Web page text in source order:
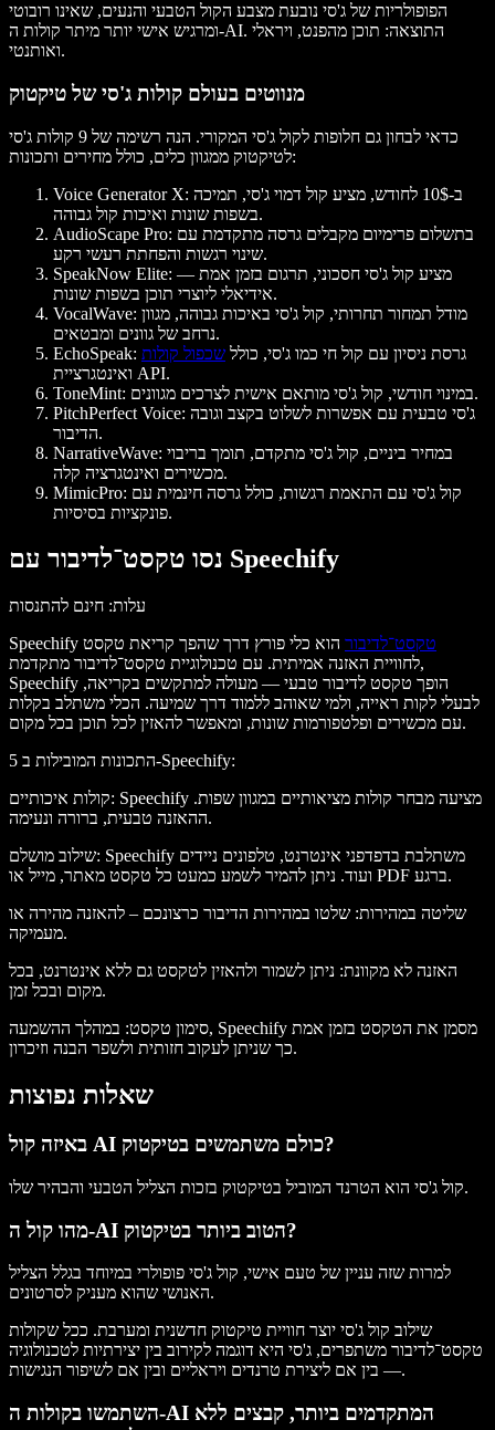
הפופולריות של ג'סי נובעת מצבע הקול הטבעי והנעים, שאינו רובוטי
ומרגיש אישי יותר מיתר קולות ה-AI. התוצאה: תוכן מהפנט, ויראלי
ואותנטי.
מנווטים בעולם קולות ג'סי של טיקטוק
כדאי לבחון גם חלופות לקול ג'סי המקורי. הנה רשימה של 9 קולות ג'סי
לטיקטוק ממגוון כלים, כולל מחירים ותכונות:
Voice Generator X: ב-10$ לחודש, מציע קול דמוי ג'סי, תמיכה
בשפות שונות ואיכות קול גבוהה.
AudioScape Pro: בתשלום פרימיום מקבלים גרסה מתקדמת עם
שינוי רגשות והפחתת רעשי רקע.
SpeakNow Elite: מציע קול ג'סי חסכוני, תרגום בזמן אמת —
אידיאלי ליוצרי תוכן בשפות שונות.
VocalWave: מודל תמחור תחרותי, קול ג'סי באיכות גבוהה, מגוון
נרחב של גוונים ומבטאים.
EchoSpeak
: גרסת ניסיון עם קול חי כמו ג'סי, כולל שכפול קולות
ואינטגרציית API.
ToneMint
: במינוי חודשי, קול ג'סי מותאם אישית לצרכים מגוונים.
PitchPerfect Voice: ג'סי טבעית עם אפשרות לשלוט בקצב וגובה
הדיבור.
NarrativeWave: במחיר ביניים, קול ג'סי מתקדם, תומך בריבוי
מכשירים ואינטגרציה קלה.
MimicPro: קול ג'סי עם התאמת רגשות, כולל גרסה חינמית עם
פונקציות בסיסיות.
נסו טקסט־לדיבור עם Speechify
עלות: חינם להתנסות
Speechify
טקסט־לדיבור הוא כלי פורץ דרך שהפך קריאת טקסט
לחוויית האזנה אמיתית. עם טכנולוגיית טקסט־לדיבור מתקדמת,
Speechify הופך טקסט לדיבור טבעי — מעולה למתקשים בקריאה,
לבעלי לקות ראייה, ולמי שאוהב ללמוד דרך שמיעה. הכלי משתלב בקלות
עם מכשירים ופלטפורמות שונות, ומאפשר להאזין לכל תוכן בכל מקום.
5 התכונות המובילות ב-Speechify:
קולות איכותיים: Speechify מציעה מבחר קולות מציאותיים במגוון שפות.
ההאזנה טבעית, ברורה ונעימה.
שילוב מושלם: Speechify משתלבת בדפדפני אינטרנט, טלפונים ניידים
ועוד. ניתן להמיר לשמע כמעט כל טקסט מאתר, מייל או PDF ברגע.
שליטה במהירות: שלטו במהירות הדיבור כרצונכם – להאזנה מהירה או
מעמיקה.
האזנה לא מקוונת: ניתן לשמור ולהאזין לטקסט גם ללא אינטרנט, בכל
מקום ובכל זמן.
סימון טקסט: במהלך ההשמעה, Speechify מסמן את הטקסט בזמן אמת
כך שניתן לעקוב חזותית ולשפר הבנה וזיכרון.
שאלות נפוצות
באיזה קול AI כולם משתמשים בטיקטוק?
קול ג'סי הוא הטרנד המוביל בטיקטוק בזכות הצליל הטבעי והבהיר שלו.
מהו קול ה-AI הטוב ביותר בטיקטוק?
למרות שזה עניין של טעם אישי, קול ג'סי פופולרי במיוחד בגלל הצליל
האנושי שהוא מעניק לסרטונים.
שילוב קול ג'סי יוצר חוויית טיקטוק חדשנית ומערבת. ככל שקולות
טקסט־לדיבור משתפרים, ג'סי היא דוגמה לקירוב בין יצירתיות לטכנולוגיה
— בין אם ליצירת טרנדים ויראליים ובין אם לשיפור הנגישות.
השתמשו בקולות ה-AI המתקדמים ביותר, קבצים ללא